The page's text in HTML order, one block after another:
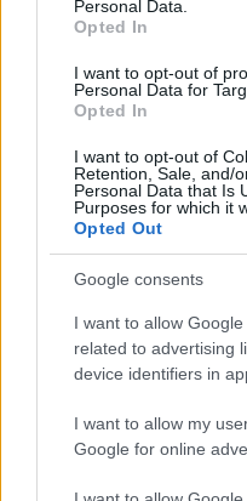
Personal Data.
Opted In
I want to opt-out of
Personal Data for
Opted In
I want to opt-out of
Retention, Sale, and/
Personal Data that Is
Purposes for which it
Opted Out
Google consents
I want to allow
related to advertising
device identifiers in
I want to allow my
Google for online
nyilatkozattételben.
Slevin azt mondta,
kiragadták a
szerint a
képviselő ellen egy
nyomozással
miatt” – mondta.
szövetségi
tagként az a
tényeket,
kormányzatnak, és
közvélemény
szabadna